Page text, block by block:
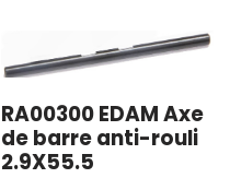
RA00300 EDAM Axe
de barre anti-rouli
2.9X55.5